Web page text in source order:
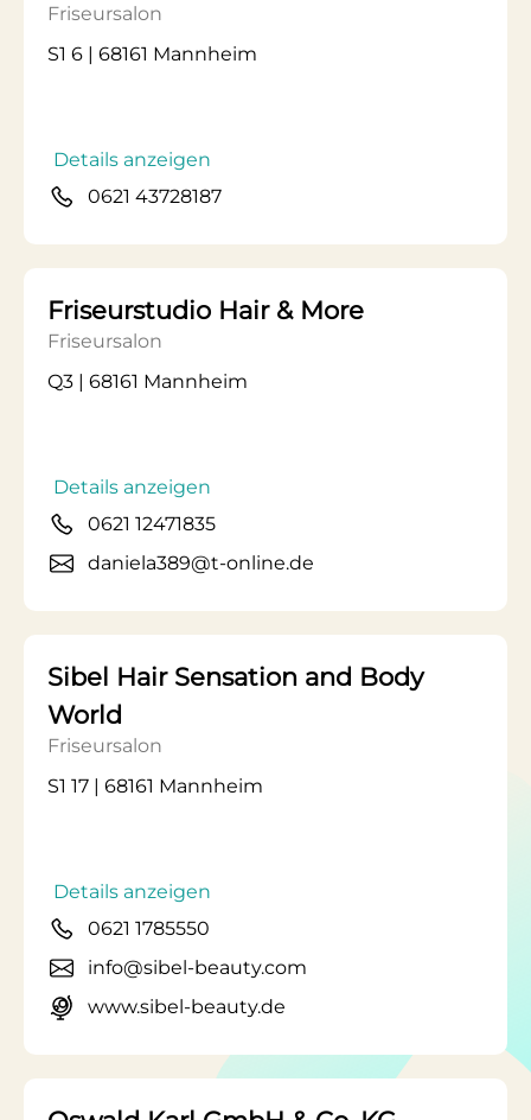
Friseursalon
S1 6 | 68161 Mannheim
Details anzeigen
0621 43728187
Friseurstudio Hair & More
Friseursalon
Q3 | 68161 Mannheim
Details anzeigen
0621 12471835
daniela389@t-online.de
Sibel Hair Sensation and Body
World
Friseursalon
S1 17 | 68161 Mannheim
Details anzeigen
0621 1785550
info@sibel-beauty.com
www.sibel-beauty.de